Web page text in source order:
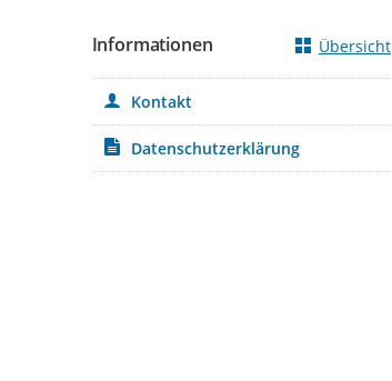
Informationen Übersicht
Kontakt
Datenschutzerklärung